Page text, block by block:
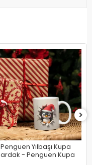
Penguen Yılbaşı Kupa
Bardak - Penguen Kupa